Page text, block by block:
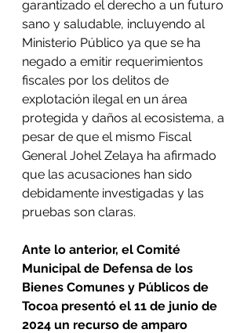
garantizado el derecho a un futuro
sano y saludable, incluyendo al
Ministerio Público ya que se ha
negado a emitir requerimientos
fiscales por los delitos de
explotación ilegal en un área
protegida y daños al ecosistema, a
pesar de que el mismo Fiscal
General Johel Zelaya ha afirmado
que las acusaciones han sido
debidamente investigadas y las
pruebas son claras.
Ante lo anterior, el Comité
Municipal de Defensa de los
Bienes Comunes y Públicos de
Tocoa presentó el 11 de junio de
2024 un recurso de amparo